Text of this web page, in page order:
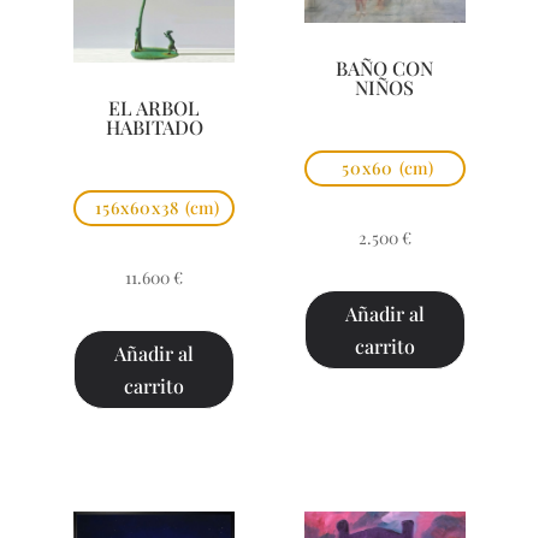
EL ARBOL
HABITADO
156x60x38 (cm)
11.600 €
Añadir al
carrito
BAÑO CON
NIÑOS
50x60 (cm)
2.500 €
Añadir al
carrito